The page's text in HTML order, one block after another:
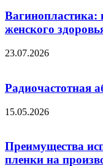
Вагинопластика:
женского
23.07.2026
Радиочастотная
15.05.2026
Преимущества
пленки на